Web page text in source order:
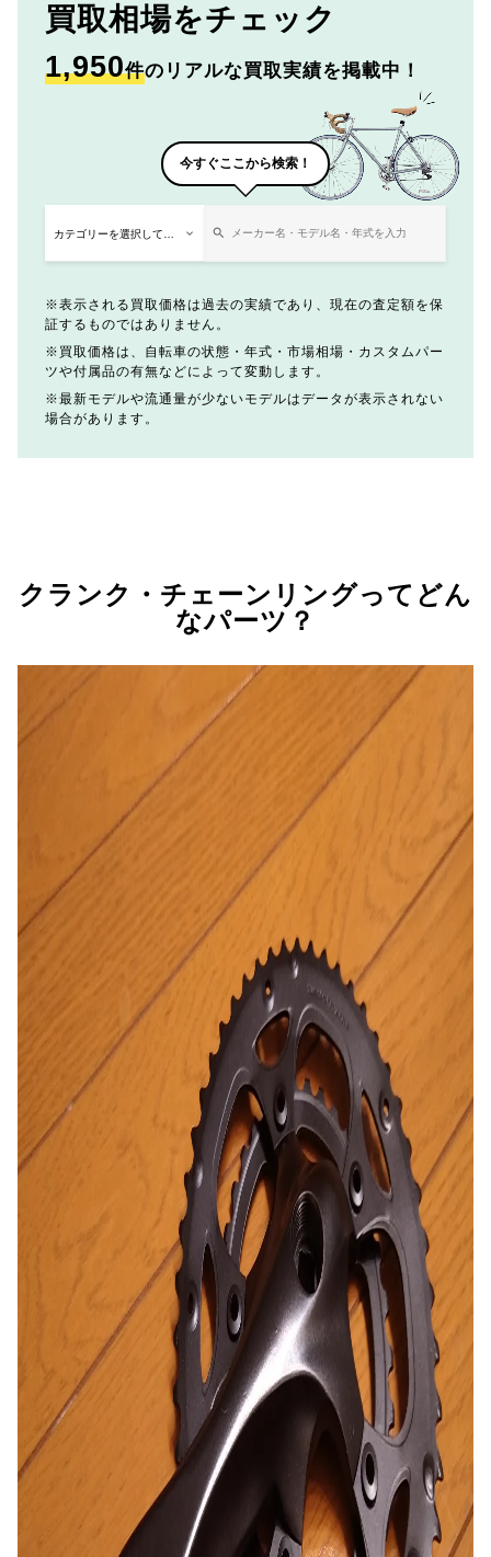
買取相場をチェック
1,950件のリアルな買取実績を掲載中！
今すぐここから検索！
表示される買取価格は過去の実績であり、現在の査定額を保
証するものではありません。
買取価格は、自転車の状態・年式・市場相場・カスタムパー
ツや付属品の有無などによって変動します。
最新モデルや流通量が少ないモデルはデータが表示されない
場合があります。
クランク・チェーンリングってどん
なパーツ？